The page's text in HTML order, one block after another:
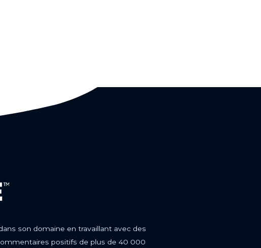
son domaine en travaillant avec des
positifs de plus de 40 000